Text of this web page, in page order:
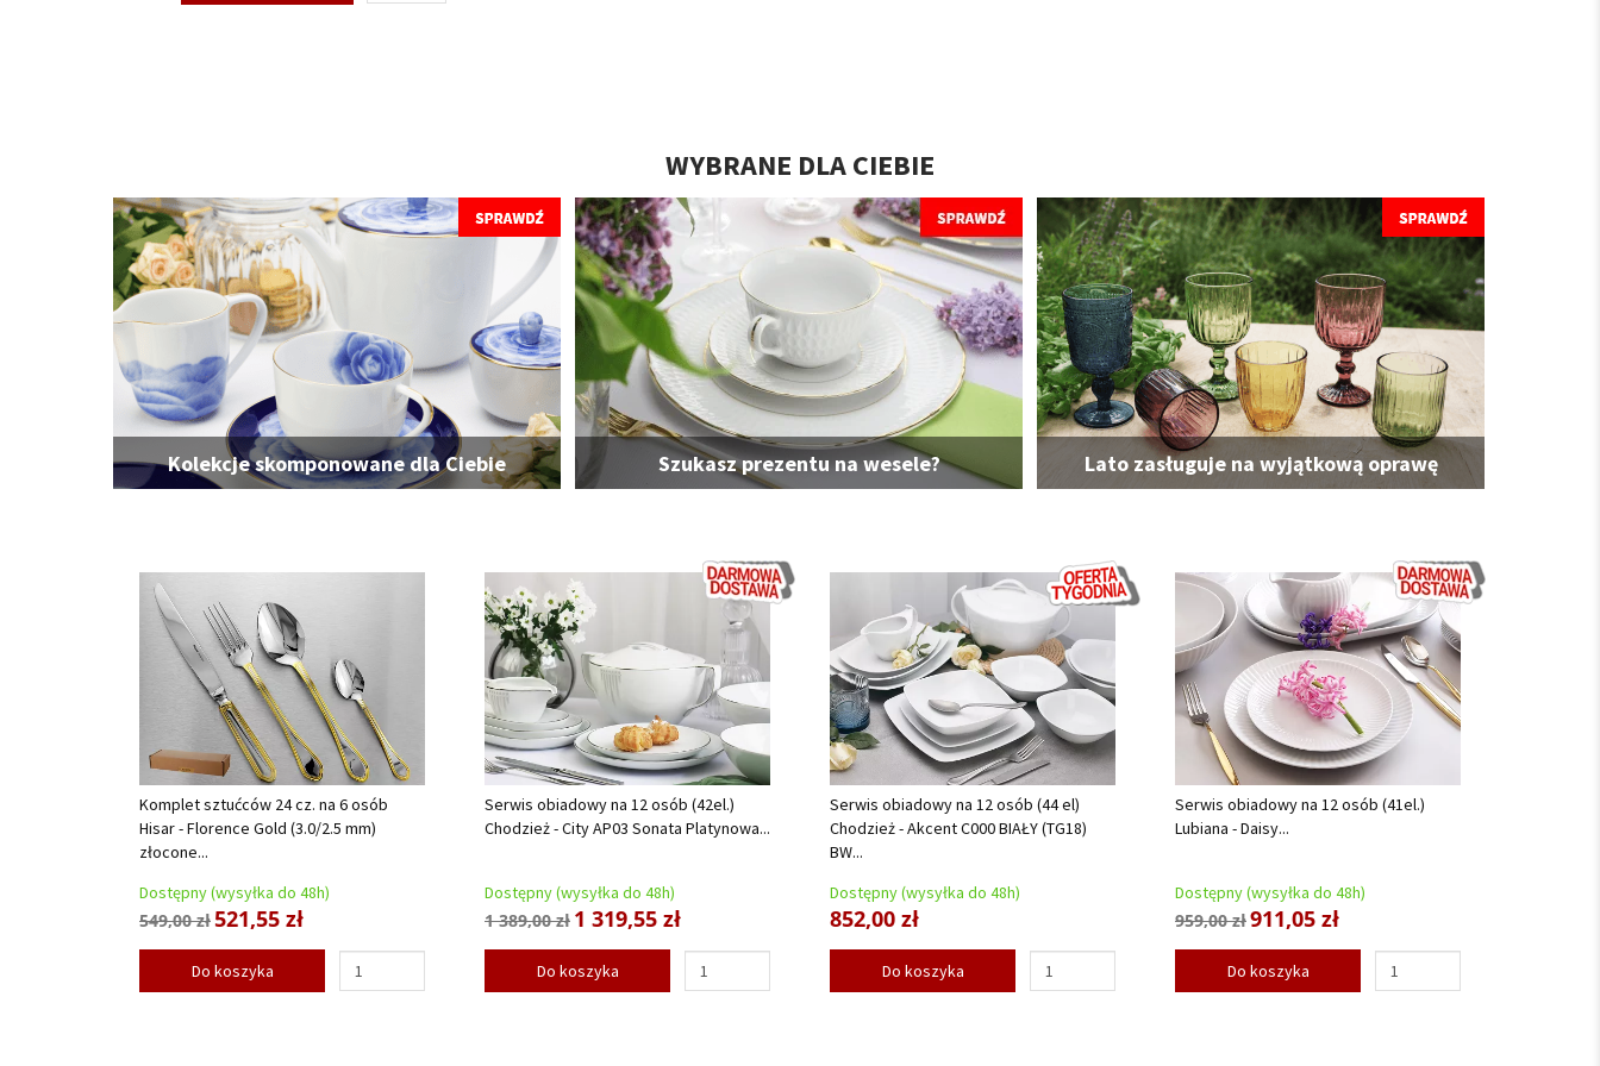
WYBRANE DLA CIEBIE
Kolekcje skomponowane dla Ciebie Szukasz prezentu na wesele? Lato zasługuje na wyjątkową oprawę
Komplet sztućców 24 cz. na 6 osób
Hisar - Florence Gold (3.0/2.5 mm)
złocone...
Dostępny (wysyłka do 48h)
549,00 zł521,55 zł
Do koszyka
Serwis obiadowy na 12 osób (42el.)
Chodzież - City AP03 Sonata Platynowa...
Dostępny (wysyłka do 48h)
1 389,00 zł 1 319,55 zł
Do koszyka
Serwis obiadowy na 12 osób (44 el)
Chodzież - Akcent C000 BIAŁY (TG18)
BW...
Dostępny (wysyłka do 48h)
852,00 zł
Do koszyka
Serwis obiadowy na 12 osób (41el.)
Lubiana - Daisy...
Dostępny (wysyłka do 48h)
959,00 zł911,05 zł
Do koszyka